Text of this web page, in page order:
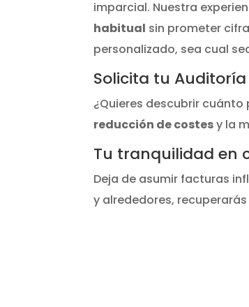
imparcial. Nuestra
habitual sin prometer
personalizado, sea cual
Solicita tu
¿Quieres descubrir cuánto
reducción de costesy la
Tu tranquilidad en
Deja de asumir facturas
y alrededores,